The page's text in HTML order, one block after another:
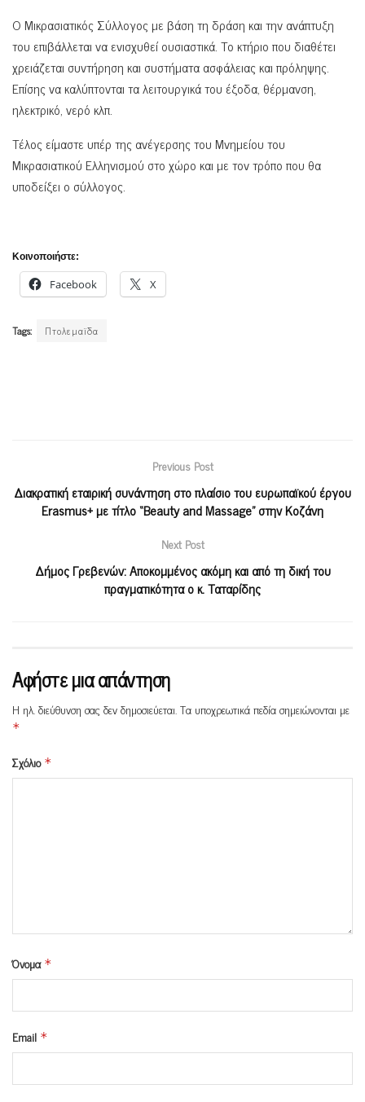
Ο Μικρασιατικός Σύλλογος με βάση τη δράση και την ανάπτυξη
του επιβάλλεται να ενισχυθεί ουσιαστικά. Το κτήριο που διαθέτει
χρειάζεται συντήρηση και συστήματα ασφάλειας και πρόληψης.
Επίσης να καλύπτονται τα λειτουργικά του έξοδα, θέρμανση,
ηλεκτρικό, νερό κλπ.
Τέλος είμαστε υπέρ της ανέγερσης του Μνημείου του
Μικρασιατικού Ελληνισμού στο χώρο και με τον τρόπο που θα
υποδείξει ο σύλλογος.
Κοινοποιήστε:
Facebook X
Tags: Πτολεμαϊδα
Previous Post
Διακρατική εταιρική συνάντηση στο πλαίσιο του ευρωπαϊκού έργου
Erasmus+ με τίτλο “Beauty and Massage” στην Κοζάνη
Next Post
Δήμος Γρεβενών: Αποκομμένος ακόμη και από τη δική του
πραγματικότητα ο κ. Ταταρίδης
Αφήστε μια απάντηση
Η ηλ. διεύθυνση σας δεν δημοσιεύεται.Τα υποχρεωτικά πεδία σημειώνονται με
*
Σχόλιο *
Όνομα *
Email *